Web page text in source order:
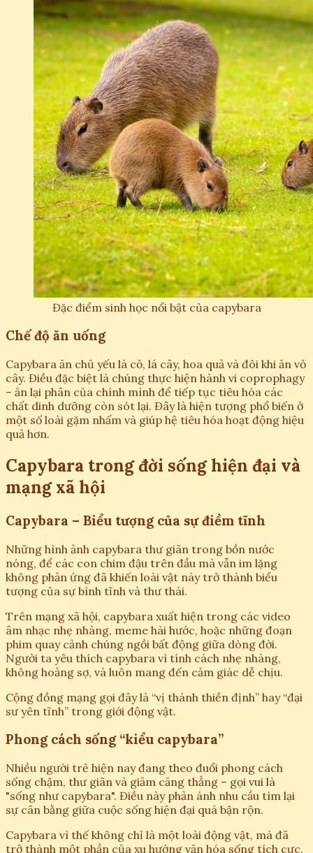
Đặc điểm sinh học nổi bật của capybara
Chế độ ăn uống
Capybara ăn chủ yếu là cỏ, lá cây, hoa quả và đôi khi ăn vỏ
cây. Điều đặc biệt là chúng thực hiện hành vi coprophagy
– ăn lại phân của chính mình để tiếp tục tiêu hóa các
chất dinh dưỡng còn sót lại. Đây là hiện tượng phổ biến ở
một số loài gặm nhấm và giúp hệ tiêu hóa hoạt động hiệu
quả hơn.
Capybara trong đời sống hiện đại và
mạng xã hội
Capybara – Biểu tượng của sự điềm tĩnh
Những hình ảnh capybara thư giãn trong bồn nước
nóng, để các con chim đậu trên đầu mà vẫn im lặng
không phản ứng đã khiến loài vật này trở thành biểu
tượng của sự bình tĩnh và thư thái.
Trên mạng xã hội, capybara xuất hiện trong các video
âm nhạc nhẹ nhàng, meme hài hước, hoặc những đoạn
phim quay cảnh chúng ngồi bất động giữa dòng đời.
Người ta yêu thích capybara vì tính cách nhẹ nhàng,
không hoảng sợ, và luôn mang đến cảm giác dễ chịu.
Cộng đồng mạng gọi đây là “vị thánh thiền định” hay “đại
sư yên tĩnh” trong giới động vật.
Phong cách sống “kiểu capybara”
Nhiều người trẻ hiện nay đang theo đuổi phong cách
sống chậm, thư giãn và giảm căng thẳng – gọi vui là
"sống như capybara". Điều này phản ánh nhu cầu tìm lại
sự cân bằng giữa cuộc sống hiện đại quá bận rộn.
Capybara vì thế không chỉ là một loài động vật, mà đã
trở thành một phần của xu hướng văn hóa sống tích cực.